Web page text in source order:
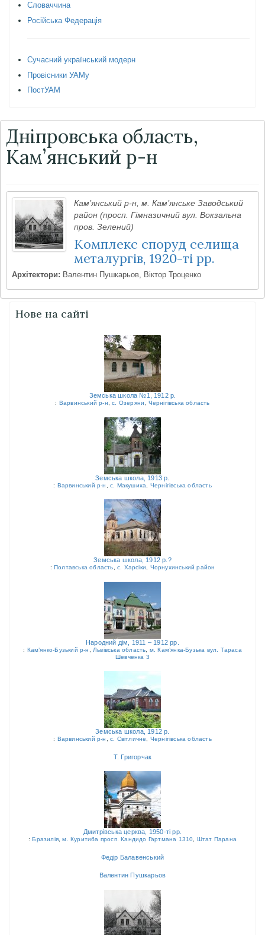
Словаччина
Російська Федерація
Сучасний український модерн
Провісники УАМу
ПостУАМ
Дніпровська область,
Кам’янський р-н
Кам’янський р-н, м. Кам’янське Заводський
район (просп. Гімназичний вул. Вокзальна
пров. Зелений)
Комплекс споруд селища
металургів, 1920-ті рр.
Архітектори: Валентин Пушкарьов, Віктор Троценко
Нове на сайті
Земська школа №1, 1912 р.
: Варвинський р-н,с. Озеряни, Чернігівська область
Земська школа, 1913 р.
: Варвинський р-н ,с. Макушиха Чернігівська область
Земська школа, 1912 р.?
: Полтавська область,с. Харсіки, Чорнухинський район
Народний дім, 1911 – 1912 рр.
: Кам’янко-Бузький р-н Львівська область
м. Кам’янка-Бузька вул. Тараса
Шевченка 3
Земська школа, 1912 р.
: Варвинський р-н , с. Світличне, Чернігівська область
Т. Григорчак
Дмитрівська церква, 1950-ті рр.
: Бразилія,м. Куритиба просп. Кандидо Гартмана 1310, Штат Парана
Федір Балавенський
Валентин Пушкарьов